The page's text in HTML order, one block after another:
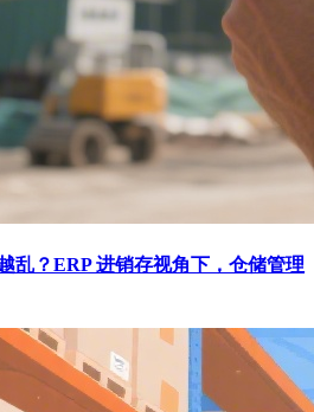
乱？ERP 进销存视角下，仓储管理